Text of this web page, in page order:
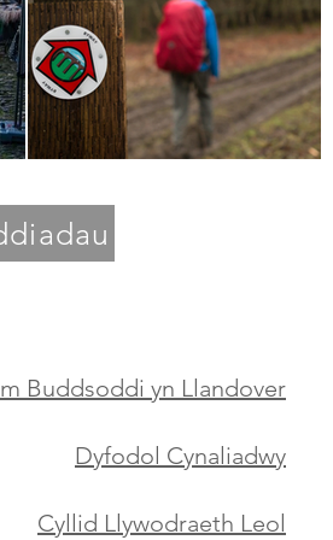
Buddsoddi yn Llandover
Dyfodol Cynaliadwy
Cyllid Llywodraeth Leol